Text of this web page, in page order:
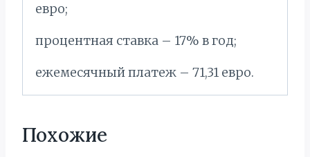
евро;
процентная ставка – 17% в год;
ежемесячный платеж – 71,31 евро.
Похожие